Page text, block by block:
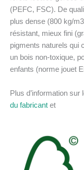
(PEFC, FSC). De
plus dense (800 kg/
résistant, mieux fini
pigments naturels qui
un bois non-toxique,
enfants (norme jouet
Plus d’information
du fabricant et